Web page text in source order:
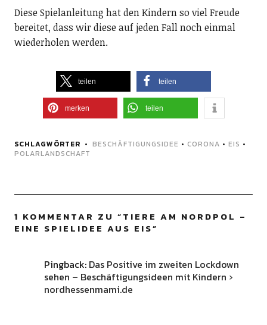
Diese Spielanleitung hat den Kindern so viel Freude
bereitet, dass wir diese auf jeden Fall noch einmal
wiederholen werden.
teilen teilen
merken teilen
SCHLAGWÖRTER BESCHÄFTIGUNGSIDEE • CORONA • EIS •
POLARLANDSCHAFT
1 KOMMENTAR ZU “TIERE AM NORDPOL –
EINE SPIELIDEE AUS EIS”
Pingback: Das Positive im zweiten Lockdown
sehen – Beschäftigungsideen mit Kindern ›
nordhessenmami.de